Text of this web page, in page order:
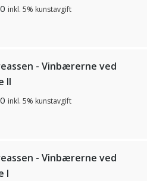
inkl. 5% kunstavgift
- Vinbærerne ved
ll
inkl. 5% kunstavgift
- Vinbærerne ved
l